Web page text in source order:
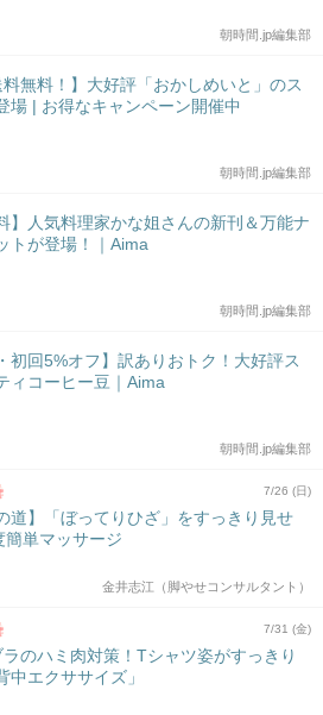
朝時間.jp編集部
料無料！】大好評「おかしめいと」のス
場 | お得なキャンペーン開催中
朝時間.jp編集部
】人気料理家かな姐さんの新刊＆万能ナ
トが登場！｜Aima
朝時間.jp編集部
初回5%オフ】訳ありおトク！大好評ス
ィコーヒー豆｜Aima
朝時間.jp編集部
7/26 (日)
道】「ぼってりひざ」をすっきり見せ
簡単マッサージ
金井志江（脚やせコンサルタント）
7/31 (金)
のハミ肉対策！Tシャツ姿がすっきり
中エクササイズ」